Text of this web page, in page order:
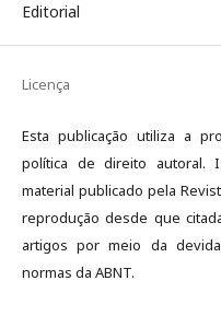
Editorial
Licença
Esta publicação utiliza a
política de direito autoral.
material publicado pela
reprodução desde que
artigos por meio da
normas da ABNT.